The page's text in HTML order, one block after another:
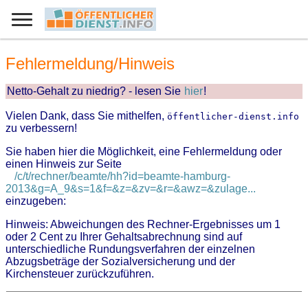
Fehlermeldung/Hinweis
Netto-Gehalt zu niedrig? - lesen Sie hier!
Vielen Dank, dass Sie mithelfen, öffentlicher-dienst.info
zu verbessern!
Sie haben hier die Möglichkeit, eine Fehlermeldung oder
einen Hinweis zur Seite
/c/t/rechner/beamte/hh?id=beamte-hamburg-
2013&g=A_9&s=1&f=&z=&zv=&r=&awz=&zulage...
einzugeben:
Hinweis: Abweichungen des Rechner-Ergebnisses um 1
oder 2 Cent zu Ihrer Gehaltsabrechnung sind auf
unterschiedliche Rundungsverfahren der einzelnen
Abzugsbeträge der Sozialversicherung und der
Kirchensteuer zurückzuführen.